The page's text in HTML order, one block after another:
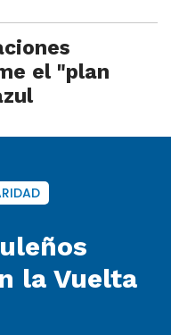
el "plan
la Vuelta